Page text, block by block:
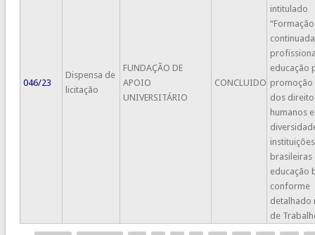
046/23
Dispensa de
licitação
FUNDAÇÃO DE
APOIO
UNIVERSITÁRIO
CONCLUIDO
intitulado
“Formação
educação
promoção
dos
humanos e
instituições
brasileiras
educação
conforme
detalhado
de